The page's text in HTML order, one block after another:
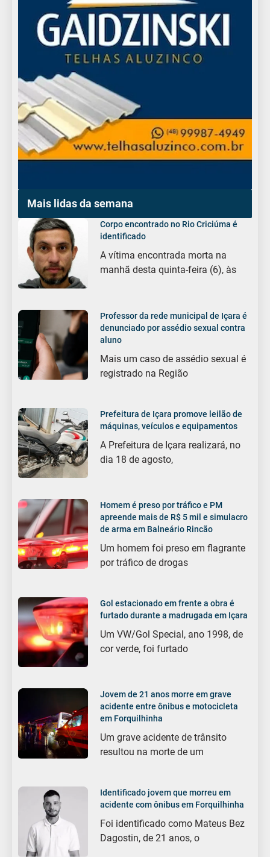
Mais lidas da semana
Corpo encontrado no Rio Criciúma é
identificado
A vítima encontrada morta na
manhã desta quinta-feira (6), às
Professor da rede municipal de Içara é
denunciado por assédio sexual contra
aluno
Mais um caso de assédio sexual é
registrado na Região
Prefeitura de Içara promove leilão de
máquinas, veículos e equipamentos
A Prefeitura de Içara realizará, no
dia 18 de agosto,
Homem é preso por tráfico e PM
apreende mais de R$ 5 mil e simulacro
de arma em Balneário Rincão
Um homem foi preso em flagrante
por tráfico de drogas
Gol estacionado em frente a obra é
furtado durante a madrugada em Içara
Um VW/Gol Special, ano 1998, de
cor verde, foi furtado
Jovem de 21 anos morre em grave
acidente entre ônibus e motocicleta
em Forquilhinha
Um grave acidente de trânsito
resultou na morte de um
Identificado jovem que morreu em
acidente com ônibus em Forquilhinha
Foi identificado como Mateus Bez
Dagostin, de 21 anos, o